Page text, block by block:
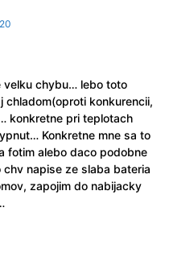
velku chybu… lebo toto
konkurencii,
konkretne pri teplotach
Konkretne mne sa to
fotim alebo daco podobne
napise ze slaba bateria
zapojim do nabijacky